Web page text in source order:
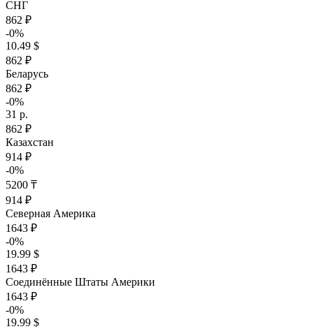
СНГ
862 ₽
-0%
10.49 $
862 ₽
Беларусь
862 ₽
-0%
31 р.
862 ₽
Казахстан
914 ₽
-0%
5200 ₸
914 ₽
Северная Америка
1643 ₽
-0%
19.99 $
1643 ₽
Соединённые Штаты Америки
1643 ₽
-0%
19.99 $